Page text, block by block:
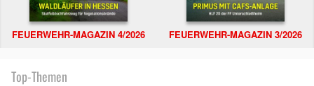
FEUERWEHR-MAGAZIN 4/2026 FEUERWEHR-MAGAZIN 3/2026
Top-Themen